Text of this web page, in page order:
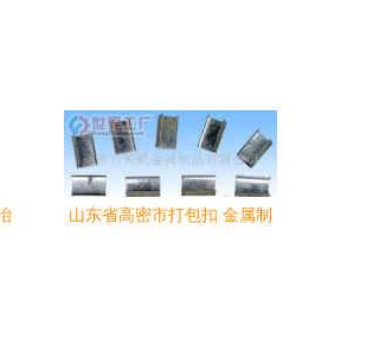
山东省高密市打包扣 金属制